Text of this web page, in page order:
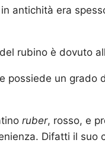
antichità era
rubino è dovuto
possiede un grado
ruber, rosso, e
Difatti il suo